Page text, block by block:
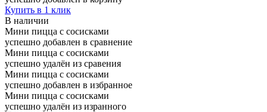
Купить в 1 клик
В наличии
Мини пицца с сосисками
успешно добавлен в сравнение
Мини пицца с сосисками
успешно удалён из сравения
Мини пицца с сосисками
успешно добавлен в избранное
Мини пицца с сосисками
успешно удалён из изранного